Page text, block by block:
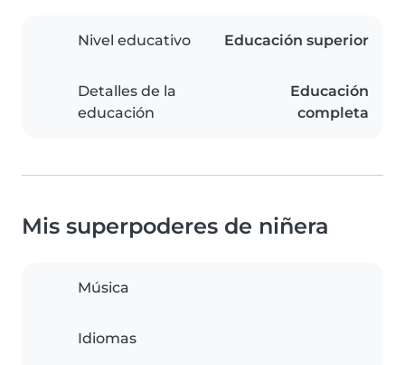
Nivel educativo Educación superior
Detalles de la
educación
Educación
completa
Mis superpoderes de niñera
Música
Idiomas